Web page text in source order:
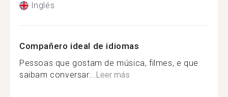
Inglés
Compañero ideal de idiomas
Pessoas que gostam de música, filmes, e que
saibam conversar...Leer más